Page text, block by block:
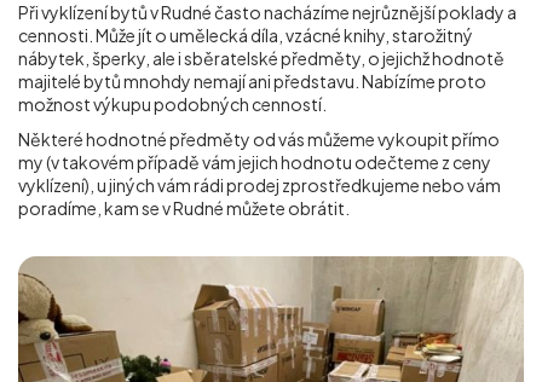
Při vyklízení bytů v Rudné často nacházíme nejrůznější poklady a
cennosti. Může jít o umělecká díla, vzácné knihy, starožitný
nábytek, šperky, ale i sběratelské předměty, o jejichž hodnotě
majitelé bytů mnohdy nemají ani představu. Nabízíme proto
možnost výkupu podobných cenností.
Některé hodnotné předměty od vás můžeme vykoupit přímo
my (v takovém případě vám jejich hodnotu odečteme z ceny
vyklízení), u jiných vám rádi prodej zprostředkujeme nebo vám
poradíme, kam sev Rudnémůžete obrátit.